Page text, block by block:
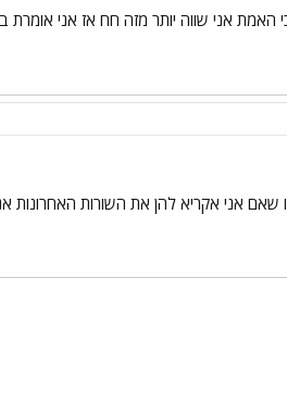
אני שווה יותר מזה חח אז אני אומרת
אני אקריא להן את השורות האחרונות